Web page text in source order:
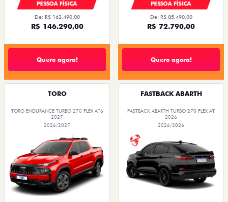
PESSOA FÍSICA
De: R$ 162.490,00
R$ 146.290,00
Quero agora!
PESSOA FÍSICA
De: R$ 85.490,00
R$ 72.790,00
Quero agora!
TORO
TORO ENDURANCE TURBO 270 FLEX AT6
2027
2026/2027
FASTBACK ABARTH
FASTBACK ABARTH TURBO 270 FLEX AT
2026
2026/2026